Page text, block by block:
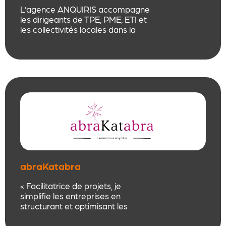
cohésion et prévenir
l’épuisement. Une approche
moderne, vivante et
profondément humaine pour
L’agence ANQUIRIS accompagne
les dirigeants de TPE, PME, ETI et
les collectivités locales dans la
recueil de preuves dans le cadre
abraKatabra
« Facilitatrice de projets, je
simplifie les entreprises en
structurant et optimisant les